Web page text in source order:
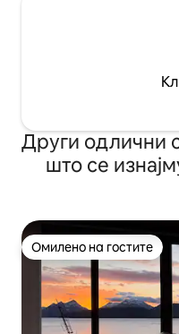
Други одлични
што се
Омилено на гостите
Омилено на гостите